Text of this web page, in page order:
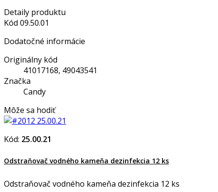
Detaily produktu
Kód 09.50.01
Dodatočné informácie
Originálny kód
41017168, 49043541
Značka
Candy
Môže sa hodiť
Kód: 25.00.21
Odstraňovač vodného kameňa dezinfekcia 12 ks
Odstraňovač vodného kameňa dezinfekcia 12 ks